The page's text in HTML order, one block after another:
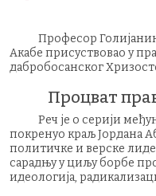
Професор Голијанин
Акабе присуствовао у
дабробосанског
Процват
Реч је о серији
покренуо краљ Јордана
политичке и верске
сарадњу у циљу борбе
идеологија,